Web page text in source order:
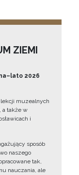
ZIEMI
2026
muzealnych
a także w
i
sposób
naszego
tak,
nauczania, ale